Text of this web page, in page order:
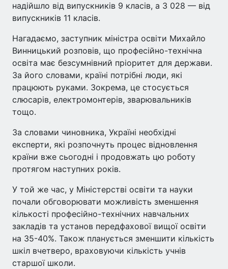
надійшло від випускників 9 класів, а 3 028 — від
випускників 11 класів.
Нагадаємо, заступник міністра освіти Михайло
Винницький розповів, що професійно-технічна
освіта має безсумнівний пріоритет для держави.
За його словами, країні потрібні люди, які
працюють руками. Зокрема, це стосується
слюсарів, електромонтерів, зварювальників
тощо.
За словами чиновника, Україні необхідні
експерти, які розпочнуть процес відновлення
країни вже сьогодні і продовжать цю роботу
протягом наступних років.
У той же час, у Міністерстві освіти та науки
почали обговорювати можливість зменшення
кількості професійно-технічних навчальних
закладів та установ передфахової вищої освіти
на 35-40%. Також планується зменшити кількість
шкіл вчетверо, враховуючи кількість учнів
старшої школи.